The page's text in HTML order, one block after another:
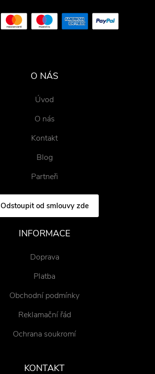
O NÁS
Úvod
O nás
Kontakt
Blog
Partneři
Odstoupit od smlouvy zde
INFORMACE
Doprava
Platba
Obchodní podmínky
Reklamační řád
Ochrana soukromí
KONTAKT